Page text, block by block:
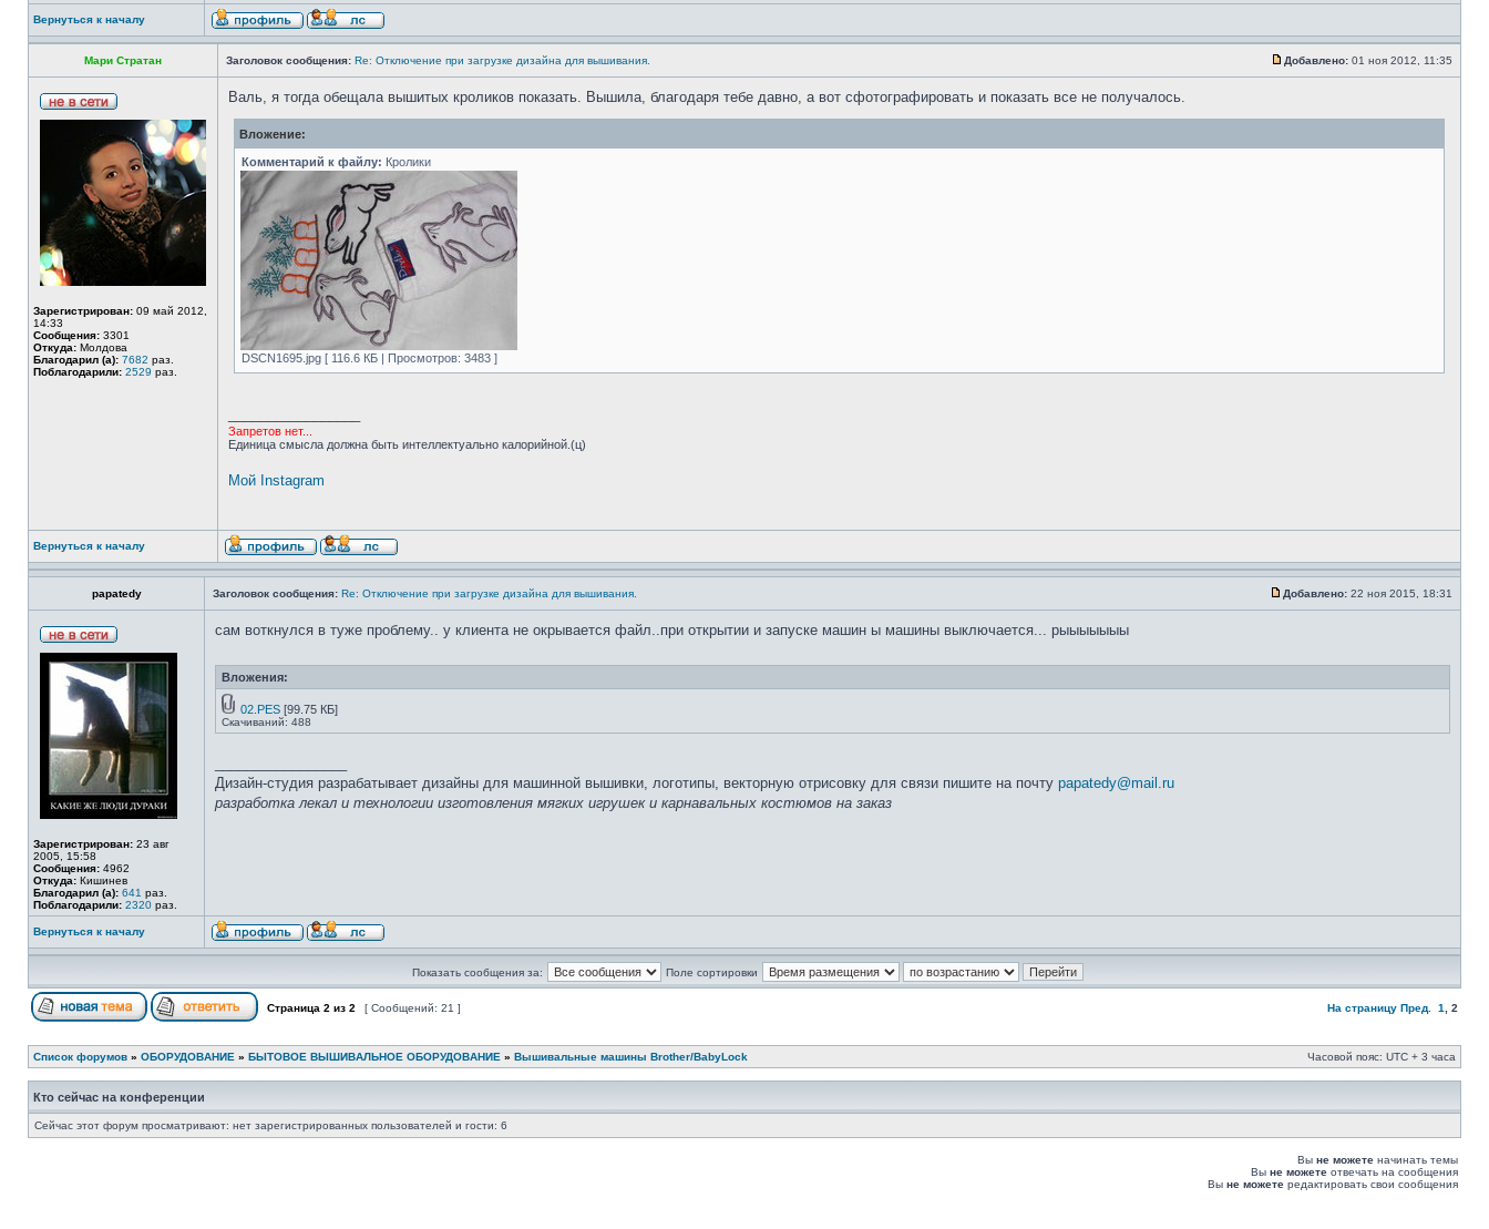
Вернуться к началу
Мари Стратан Заголовок сообщения: Re: Отключение при загрузке дизайна для вышивания. Добавлено: 01 ноя 2012, 11:35
Зарегистрирован: 09 май 2012,
14:33
Сообщения: 3301
Откуда: Молдова
Благодарил (а): 7682 раз.
Поблагодарили: 2529 раз.
Валь, я тогда обещала вышитых кроликов показать. Вышила, благодаря тебе давно, а вот сфотографировать и показать все не получалось.
Вложение:
Комментарий к файлу: Кролики
DSCN1695.jpg [ 116.6 КБ | Просмотров: 3483 ]
Запретов нет...
Единица смысла должна быть интеллектуально калорийной.(ц)
Мой Instagram
Вернуться к началу
papatedy Заголовок сообщения: Re: Отключение при загрузке дизайна для вышивания. Добавлено: 22 ноя 2015, 18:31
Зарегистрирован: 23 авг
2005, 15:58
Сообщения: 4962
Откуда: Кишинев
Благодарил (а): 641 раз.
Поблагодарили: 2320 раз.
сам воткнулся в туже проблему.. у клиента не окрывается файл..при открытии и запуске машин ы машины выключается... рыыыыыыы
Вложения:
02.PES [99.75 КБ]
Скачиваний: 488
Дизайн-студия разрабатывает дизайны для машинной вышивки, логотипы, векторную отрисовку для связи пишите на почту papatedy@mail.ru
разработка лекал и технологии изготовления мягких игрушек и карнавальных костюмов на заказ
Вернуться к началу
Показать сообщения за: Поле сортировки
Страница 2 из 2 [ Сообщений: 21 ] На страницу Пред. 1 2
Список форумов » ОБОРУДОВАНИЕ » БЫТОВОЕ ВЫШИВАЛЬНОЕ ОБОРУДОВАНИЕ » Вышивальные машины Brother/BabyLock Часовой пояс: UTC + 3 часа
Кто сейчас на конференции
Сейчас этот форум просматривают: нет зарегистрированных пользователей и гости: 6
Вы не можете начинать темы
Вы не можете отвечать на сообщения
Вы не можете редактировать свои сообщения